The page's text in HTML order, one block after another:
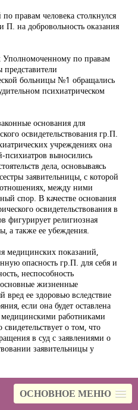
ОСНОВНОЕ МЕНЮ
правам человека столкнулся
на добровольность оказания
Уполномоченному по правам
больницы №1 обращались
психиатрическом
основания для
освидетельствования гр.П.
учреждениях она
психиатров выносились
дела, основываясь
заявительницы, с которой
между ними
спор. В качестве основания
освидетельствования в
фигурирует религиозная
а также ее убеждения.
медицинских показаний,
опасность гр.П. для себя и
неспособность
основные жизненные
вред ее здоровью вследствие
если она будет оставлена
работниками
о том, что
в суд с заявлениями о
заявительницы у
указанному обращению в
Калининградской области с
по существу,